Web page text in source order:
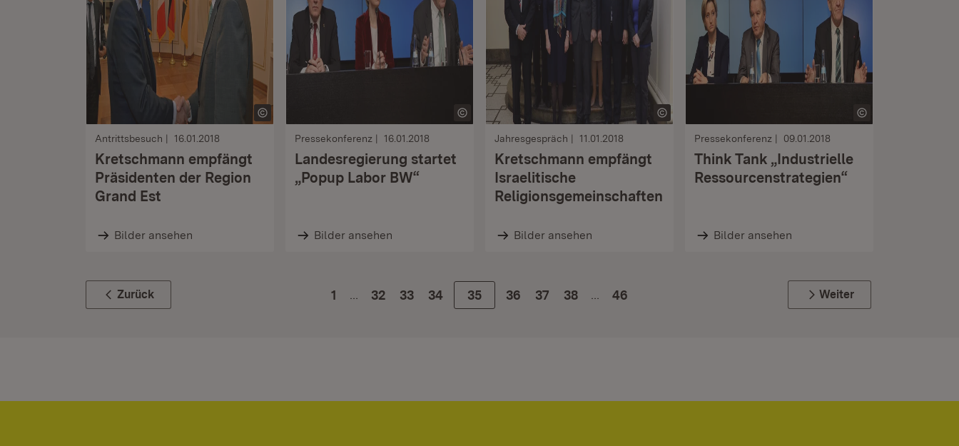
Antrittsbesuch 16.01.2018
Kretschmann empfängt
Präsidenten der Region
Grand Est
Bilder ansehen
Pressekonferenz 16.01.2018
Landesregierung startet
„Popup Labor BW“
Bilder ansehen
Jahresgespräch 11.01.2018
Kretschmann empfängt
Israelitische
Religionsgemeinschaften
Bilder ansehen
Pressekonferenz 09.01.2018
Think Tank „Industrielle
Ressourcenstrategien“
Bilder ansehen
Zurück 1 Zur Seite
32 Zur Seite
33 Zur Seite
34 Zur Seite
35 Zur Seite
36 Zur Seite
37 Zur Seite
38 46 Weiter